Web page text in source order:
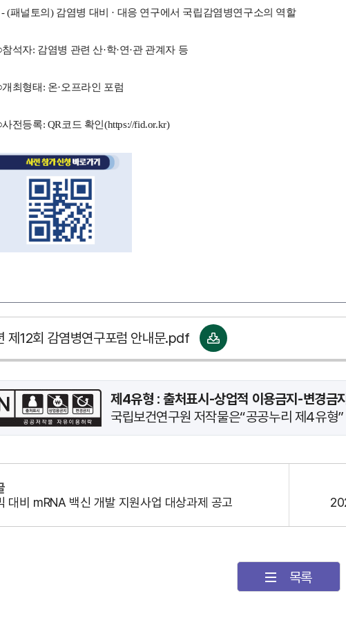
- (패널토의) 감염병 대비 · 대응 연구에서 국립감염병연구소의 역할
참석자: 감염병 관련 산·학·연·관 관계자 등
개최형태: 온·오프라인 포럼
사전등록: QR코드 확인(https://fid.or.kr)
제12회 감염병연구포럼 안내문.pdf
제4유형 : 출처표시-상업적 이용금지-변경금지
국립보건연구원 저작물은“공공누리 제4유형
대비 mRNA 백신 개발 지원사업 대상과제 공고
목록